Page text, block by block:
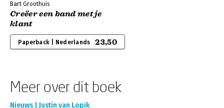
Bart Groothuis
Creëer een band met je
klant
Paperback | Nederlands 23,50
Meer over dit boek
Nieuws | Justin van Lopik